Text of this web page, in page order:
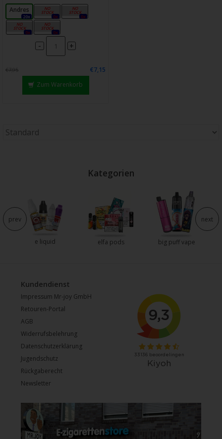
Andres
20x
Venecia
0x
Romeo
0x
Retto
0x
Daisy
0x
- +
€7,95
€7,15
Zum Warenkorb
Kategorien
e liquid elfa pods big puff vape
prev next
Kundendienst
Impressum Mr-joy GmbH
Retouren-Portal
AGB
Widerrufsbelehrung
Datenschutzerklärung
Jugendschutz
Rückgaberecht
Newsletter